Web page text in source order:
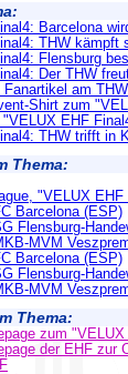
Barcelona
THW kämpft
Flensburg
Der THW
am
Shirt zum
EHF
THW trifft in
Thema:
"VELUX EHF
Barcelona (ESP)
Flensburg-
MVM
Barcelona (ESP)
Flensburg-
MVM
Thema:
zum "VELUX
der EHF zur